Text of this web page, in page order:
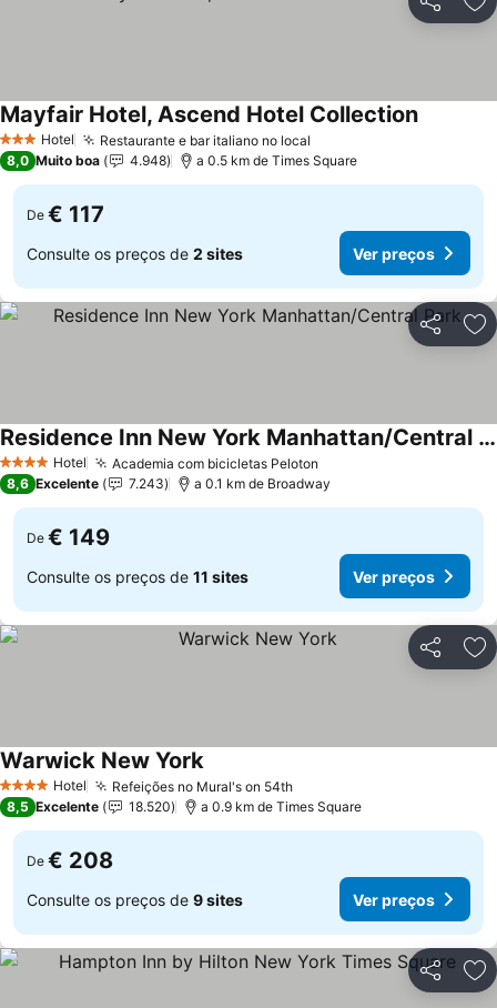
Partilhar
3 EstrelasHotel Restaurante e bar italiano no local
Mayfair Hotel, Ascend Hotel CollectionVer
8,0 Muito boa 4.948 a 0.5 km de Times Square
De € 117
Consulte os preços de 2 sites Ver preços
Partilhar
4 EstrelasHotel Academia com bicicletas Peloton
Residence Inn New York Manhattan/Central Park
Ver preços
8,6 Excelente 7.243 a 0.1 km de Broadway
De € 149
Consulte os preços de 11 sites Ver preços
Partilhar
4 EstrelasHotel Refeições no Mural's on 54thVer preços
Warwick New YorkVer preços
8,5 Excelente 18.520 a 0.9 km de Times Square
De € 208
Consulte os preços de 9 sites Ver preços
Partilhar